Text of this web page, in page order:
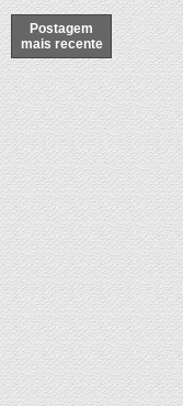
Postagem
mais recente